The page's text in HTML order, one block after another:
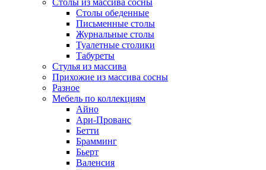
Столы из массива сосны
Столы обеденные
Письменные столы
Журнальные столы
Туалетные столики
Табуреты
Стулья из массива
Прихожие из массива сосны
Разное
Мебель по коллекциям
Айно
Ари-Прованс
Бетти
Брамминг
Бьерт
Валенсия